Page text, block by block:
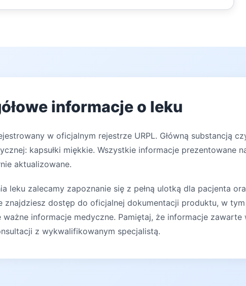
informacje o leku
w oficjalnym rejestrze URPL. Główną substancją
kapsułki miękkie. Wszystkie informacje prezentowane
aktualizowane.
leku zalecamy zapoznanie się z pełną ulotką dla pacjenta
znajdziesz dostęp do oficjalnej dokumentacji produktu, w
informacje medyczne. Pamiętaj, że informacje zawarte
z wykwalifikowanym specjalistą.